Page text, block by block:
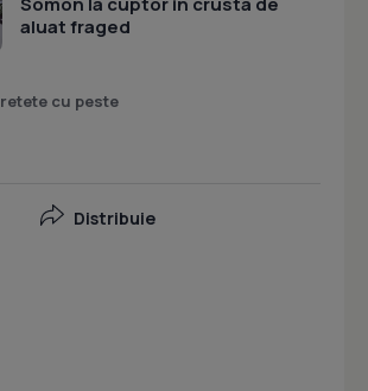
aluat fraged
retete cu peste
Distribuie